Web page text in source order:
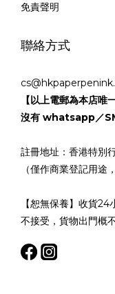
免責聲明
聯絡方式
【以上電郵為本店唯
沒有 whatsapp／
註冊地址：香港特別
（僅作商業登記用途
【恕無保養】收貨
不接受，貨物出門概不